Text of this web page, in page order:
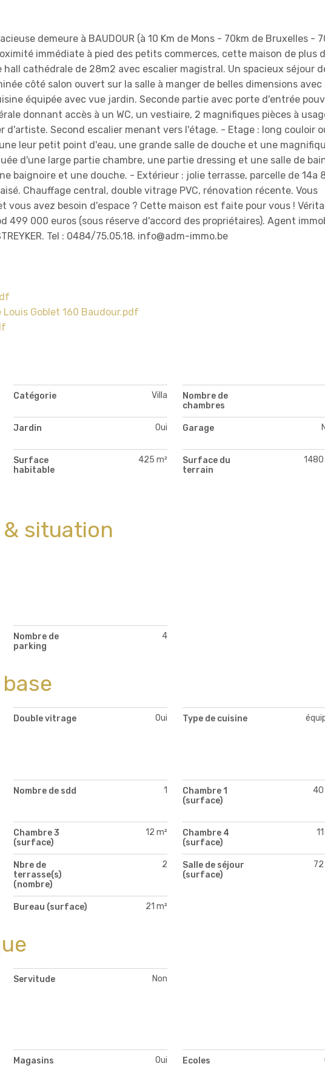
demeure à BAUDOUR (à 10 Km de Mons - 70km de Bruxelles -
immédiate à pied des petits commerces, cette maison de plus
cathédrale de 28m2 avec escalier magistral. Un spacieux séjour
côté salon ouvert sur la salle à manger de belles dimensions avec
équipée avec vue jardin. Seconde partie avec porte d'entrée
donnant accès à un WC, un vestiaire, 2 magnifiques pièces à
d'artiste. Second escalier menant vers l'étage. - Etage : long couloir
leur petit point d'eau, une grande salle de douche et une
d'une large partie chambre, une partie dressing et une salle de
baignoire et une douche. - Extérieur : jolie terrasse, parcelle de 14a
Chauffage central, double vitrage PVC, rénovation récente. Vous
vous avez besoin d'espace ? Cette maison est faite pour vous !
499 000 euros (sous réserve d'accord des propriétaires). Agent
Tel : 0484/75.05.18. info@adm-immo.be
Goblet 160 Baudour.pdf
Catégorie Villa
Nombre de
chambres
Jardin Oui Garage
Surface
habitable
425 m²
Surface du
terrain
1480
situation
Nombre de
parking
4
Double vitrage Oui Type de cuisine
Nombre de sdd 1
Chambre 1
(surface)
40
Chambre 3
(surface)
12 m²
Chambre 4
(surface)
Nbre de
terrasse(s)
(nombre)
2
Salle de séjour
(surface)
72
Bureau (surface) 21 m²
Servitude Non
Magasins Oui Ecoles